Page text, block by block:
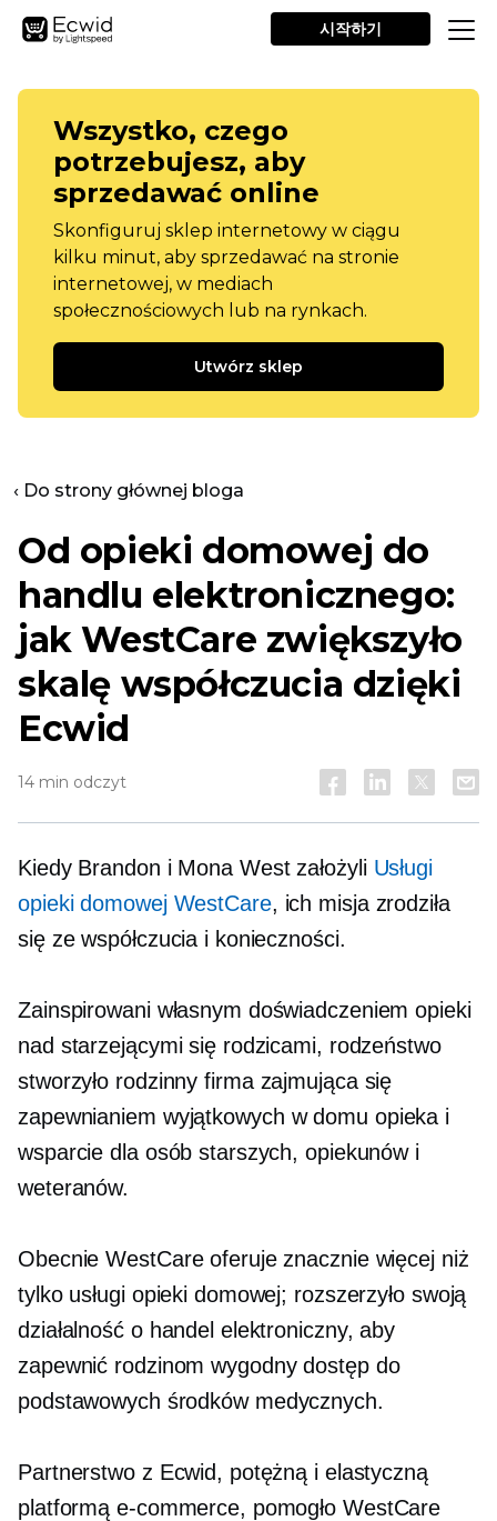
시작하기
Wszystko, czego
potrzebujesz, aby
sprzedawać online
Skonfiguruj sklep internetowy w ciągu
kilku minut, aby sprzedawać na stronie
internetowej, w mediach
społecznościowych lub na rynkach.
Utwórz sklep
‹ Do strony głównej bloga
Od opieki domowej do
handlu elektronicznego:
jak WestCare zwiększyło
skalę współczucia dzięki
Ecwid
14 min odczyt
Kiedy Brandon i Mona West założyli Usługi
opieki domowej WestCare, ich misja zrodziła
się ze współczucia i konieczności.
Zainspirowani własnym doświadczeniem opieki
nad starzejącymi się rodzicami, rodzeństwo
stworzyło rodzinny firma zajmująca się
zapewnianiem wyjątkowych w domu opieka i
wsparcie dla osób starszych, opiekunów i
weteranów.
Obecnie WestCare oferuje znacznie więcej niż
tylko usługi opieki domowej; rozszerzyło swoją
działalność o handel elektroniczny, aby
zapewnić rodzinom wygodny dostęp do
podstawowych środków medycznych.
Partnerstwo z Ecwid, potężną i elastyczną
platformą e-commerce, pomogło WestCare